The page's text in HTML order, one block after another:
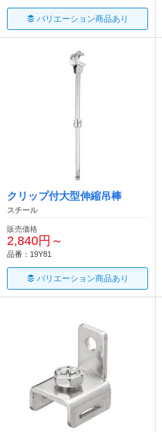
バリエーション商品あり
クリップ付大型伸縮吊棒
スチール
販売価格
2,840円～
品番：19Y81
バリエーション商品あり